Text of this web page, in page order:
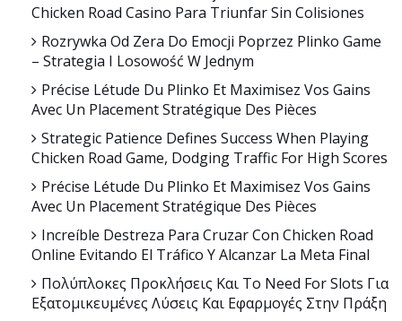
Chicken Road Casino Para Triunfar Sin Colisiones
Rozrywka Od Zera Do Emocji Poprzez Plinko Game
– Strategia I Losowość W Jednym
Précise Létude Du Plinko Et Maximisez Vos Gains
Avec Un Placement Stratégique Des Pièces
Strategic Patience Defines Success When Playing
Chicken Road Game, Dodging Traffic For High Scores
Précise Létude Du Plinko Et Maximisez Vos Gains
Avec Un Placement Stratégique Des Pièces
Increíble Destreza Para Cruzar Con Chicken Road
Online Evitando El Tráfico Y Alcanzar La Meta Final
Πολύπλοκες Προκλήσεις Και Το Need For Slots Για
Εξατομικευμένες Λύσεις Και Εφαρμογές Στην Πράξη